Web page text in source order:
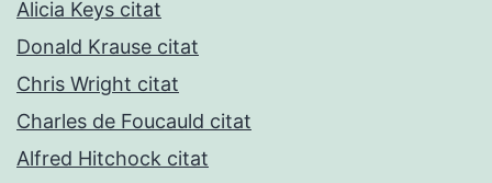
Alicia Keys citat
Donald Krause citat
Chris Wright citat
Charles de Foucauld citat
Alfred Hitchock citat